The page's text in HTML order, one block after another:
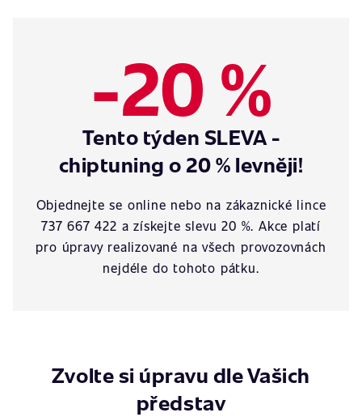
-20 %
Tento týden SLEVA -
chiptuning o 20 % levněji!
Objednejte se online nebo na zákaznické lince
737 667 422 a získejte slevu 20 %. Akce platí
pro úpravy realizované na všech provozovnách
nejdéle do tohoto pátku.
Zvolte si úpravu dle Vašich
představ